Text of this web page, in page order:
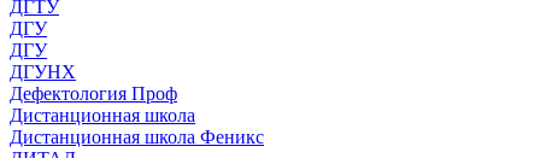
ДГТУ
ДГУ
ДГУ
ДГУНХ
Дефектология Проф
Дистанционная школа
Дистанционная школа Феникс